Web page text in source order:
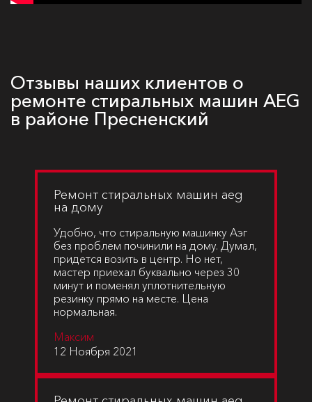
Отзывы наших клиентов о
ремонте стиральных машин AEG
в районе Пресненский
Ремонт стиральных машин aeg
на дому
Удобно, что стиральную машинку Аэг
без проблем починили на дому. Думал,
придется возить в центр. Но нет,
мастер приехал буквально через 30
минут и поменял уплотнительную
резинку прямо на месте. Цена
нормальная.
Максим
12 Ноября 2021